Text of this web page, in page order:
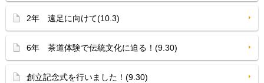
2年 遠足に向けて(10.3)
6年 茶道体験で伝統文化に迫る！(9.30)
創立記念式を行いました！(9.30)